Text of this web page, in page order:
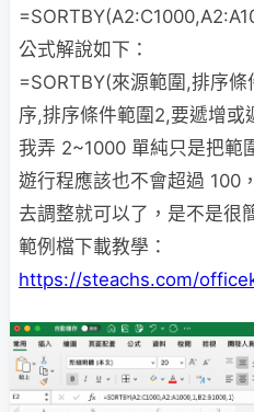
公式解說如下：
=SORTBY(來源範圍,排序
序,排序條件範圍2,要遞增或
我弄 2~1000 單純只是把範
遊行程應該也不會超過 100
去調整就可以了，是不是很
範例檔下載教學：
https://steachs.com/